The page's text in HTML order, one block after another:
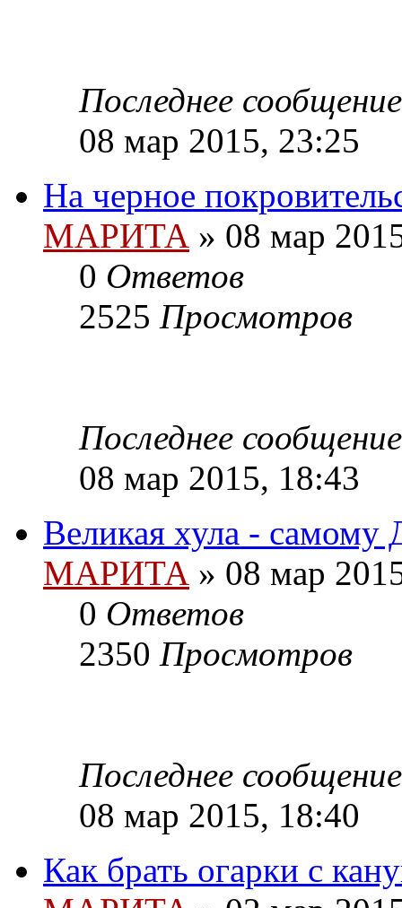
Последнее сообщение
08 мар 2015, 23:25
На черное
МАРИТА » 08 мар
0 Ответов
2525 Просмотров
Последнее сообщение
08 мар 2015, 18:43
Великая хула - самому
МАРИТА » 08 мар
0 Ответов
2350 Просмотров
Последнее сообщение
08 мар 2015, 18:40
Как брать огарки с